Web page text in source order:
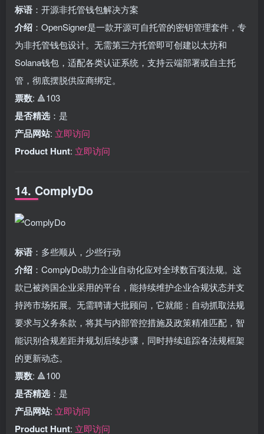
标语 ：开源非托管钱包解决方案
介绍 ：OpenSigner是一款开源可自托管的密钥管理套件，专
为非托管钱包设计。无需第三方托管即可创建以太坊和
Solana钱包，适配各类认证系统，支持云端部署或自主托
管，彻底摆脱供应商绑定。
票数: 🔺103
是否精选 ：是
产品网站: 立即访问
Product Hunt: 立即访问
14. ComplyDo
标语 ：多些顺从，少些行动
介绍 ：ComplyDo助力企业自动化应对全球数百项法规。这
款已被跨国企业采用的平台，能持续维护企业合规状态并支
持跨市场拓展。无需聘请大批顾问，它就能：自动抓取法规
要求与义务条款，将其与内部管控措施及政策精准匹配，智
能识别合规差距并规划后续步骤，同时持续追踪各法规框架
的更新动态。
票数: 🔺100
是否精选 ：是
产品网站: 立即访问
Product Hunt: 立即访问